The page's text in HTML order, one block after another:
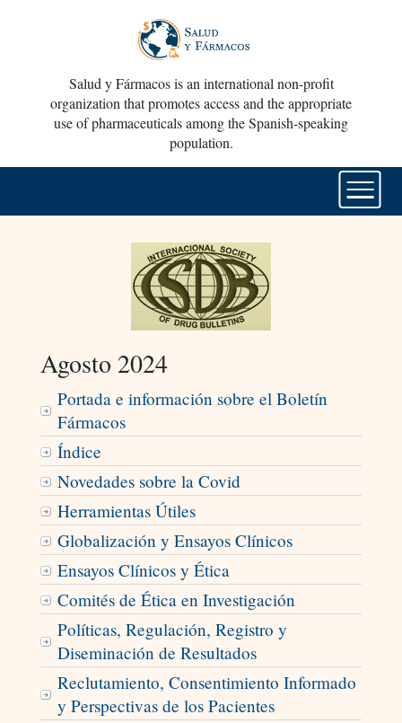
Salud y Fármacos is an international non-profit
organization that promotes access and the appropriate
use of pharmaceuticals among the Spanish-speaking
population.
Agosto 2024
Portada e información sobre el Boletín
Fármacos
Índice
Novedades sobre la Covid
Herramientas Útiles
Globalización y Ensayos Clínicos
Ensayos Clínicos y Ética
Comités de Ética en Investigación
Políticas, Regulación, Registro y
Diseminación de Resultados
Reclutamiento, Consentimiento Informado
y Perspectivas de los Pacientes